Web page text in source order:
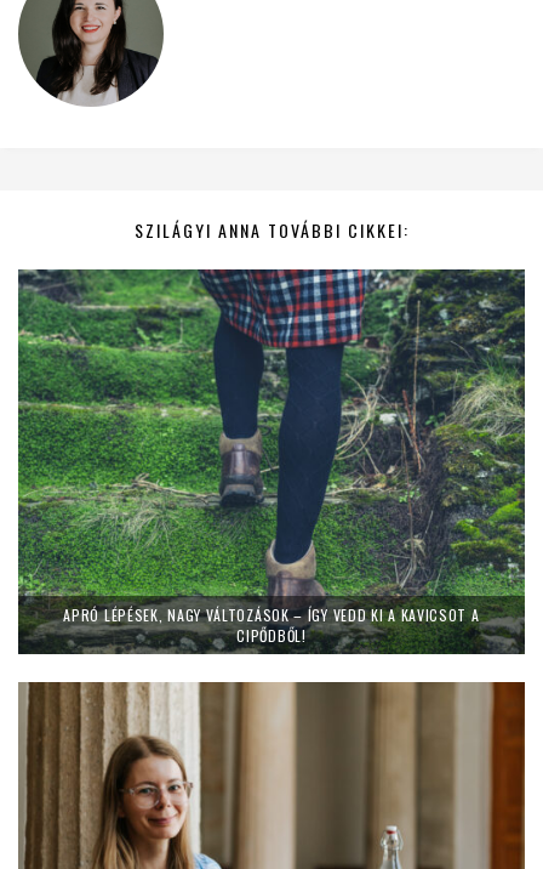
SZILÁGYI ANNA TOVÁBBI CIKKEI:
APRÓ LÉPÉSEK, NAGY VÁLTOZÁSOK – ÍGY VEDD KI A KAVICSOT A
CIPŐDBŐL!